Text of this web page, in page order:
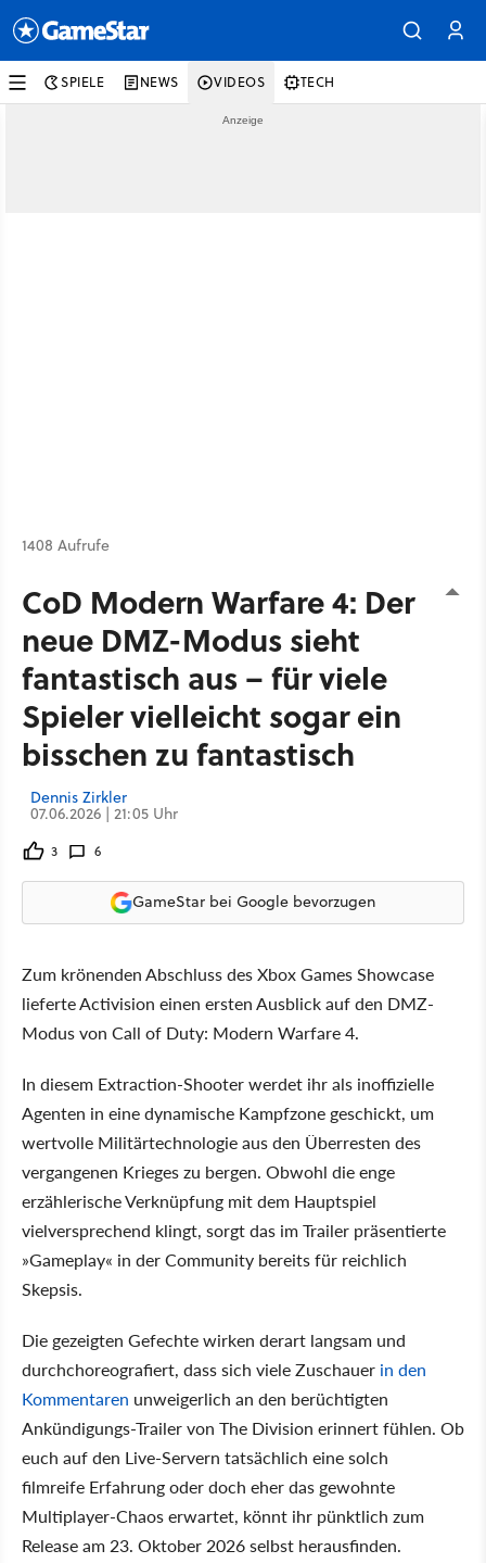
SPIELE NEWS VIDEOS TECH
1408 Aufrufe
CoD Modern Warfare 4: Der
neue DMZ-Modus sieht
fantastisch aus – für viele
Spieler vielleicht sogar ein
bisschen zu fantastisch
Dennis Zirkler
07.06.2026 | 21:05 Uhr
3 6
GameStar bei Google bevorzugen
Zum krönenden Abschluss des Xbox Games Showcase
lieferte Activision einen ersten Ausblick auf den DMZ-
Modus von Call of Duty: Modern Warfare 4.
In diesem Extraction-Shooter werdet ihr als inoffizielle
Agenten in eine dynamische Kampfzone geschickt, um
wertvolle Militärtechnologie aus den Überresten des
vergangenen Krieges zu bergen. Obwohl die enge
erzählerische Verknüpfung mit dem Hauptspiel
vielversprechend klingt, sorgt das im Trailer präsentierte
»Gameplay« in der Community bereits für reichlich
Skepsis.
Die gezeigten Gefechte wirken derart langsam und
durchchoreografiert, dass sich viele Zuschauer in den
Kommentaren unweigerlich an den berüchtigten
Ankündigungs-Trailer von The Division erinnert fühlen. Ob
euch auf den Live-Servern tatsächlich eine solch
filmreife Erfahrung oder doch eher das gewohnte
Multiplayer-Chaos erwartet, könnt ihr pünktlich zum
Release am 23. Oktober 2026 selbst herausfinden.